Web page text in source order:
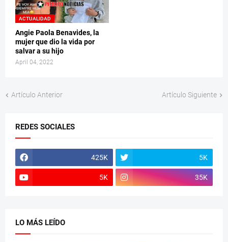
ACTUALIDAD
Angie Paola Benavides, la
mujer que dio la vida por
salvar a su hijo
April 04, 2022
Artículo Anterior Artículo Siguiente
REDES SOCIALES
425K 5K
5K 35K
LO MÁS LEÍDO